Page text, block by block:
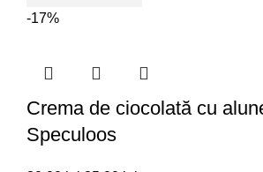
-17%
Crema de ciocolată cu
Speculoos